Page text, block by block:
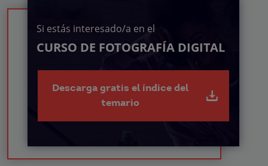
Si estás interesado/a en el
CURSO DE FOTOGRAFÍA DIGITAL
Descarga gratis el índice del
temario